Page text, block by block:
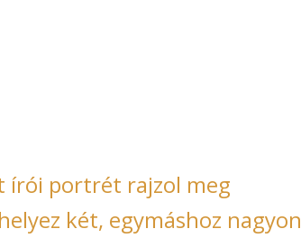
írói portrét rajzol meg
két, egymáshoz nagyon